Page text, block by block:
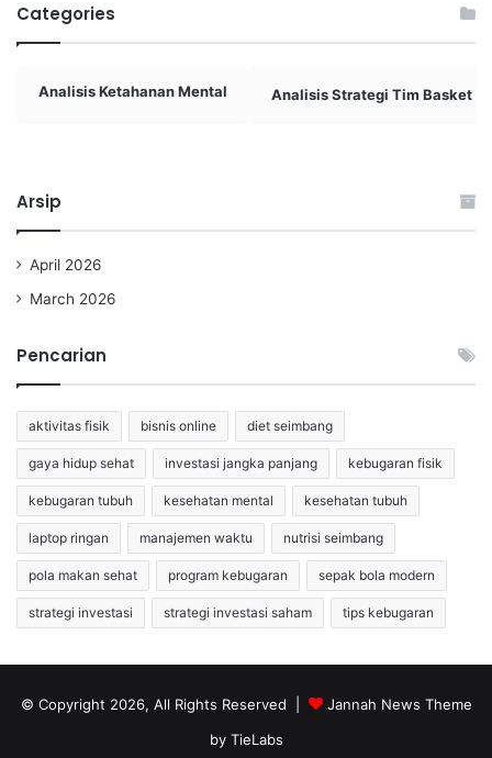
Categories
Analisis Ketahanan Mental Analisis Strategi Tim Basket
Arsip
April 2026
March 2026
Pencarian
aktivitas fisik bisnis online diet seimbang
gaya hidup sehat investasi jangka panjang kebugaran fisik
kebugaran tubuh kesehatan mental kesehatan tubuh
laptop ringan manajemen waktu nutrisi seimbang
pola makan sehat program kebugaran sepak bola modern
strategi investasi strategi investasi saham tips kebugaran
© Copyright 2026, All Rights Reserved |
Jannah News Theme
by TieLabs